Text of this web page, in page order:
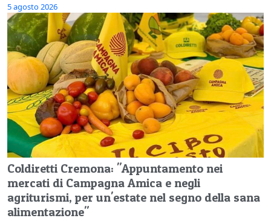
5 agosto 2026
Coldiretti Cremona: "Appuntamento nei
mercati di Campagna Amica e negli
agriturismi, per un'estate nel segno della sana
alimentazione"